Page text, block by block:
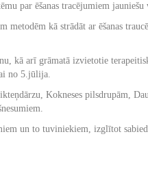
par ēšanas tracējumiem jauniešu
kā strādāt ar ēšanas
kā arī grāmatā izvietotie
no 5.jūlija.
Kokneses pilsdrupām,
un to tuviniekiem, izglītot